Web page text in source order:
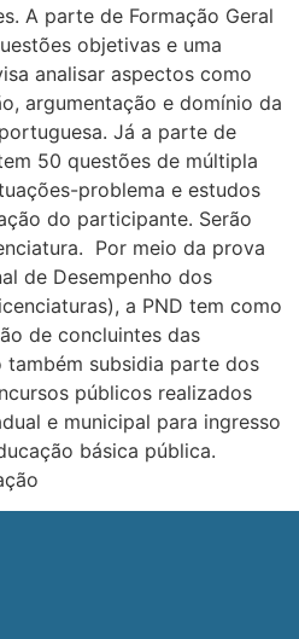
A parte de Formação Geral
objetivas e uma
analisar aspectos como
argumentação e domínio da
Já a parte de
50 questões de múltipla
problema e estudos
do participante. Serão
Por meio da prova
de Desempenho dos
a PND tem como
de concluintes das
também subsidia parte dos
públicos realizados
e municipal para ingresso
básica pública.